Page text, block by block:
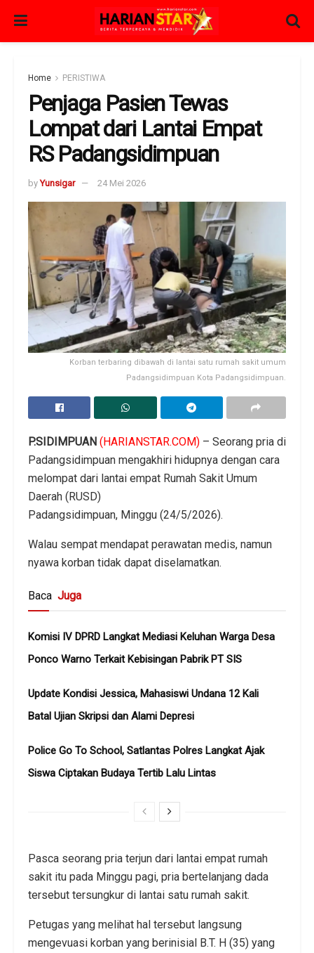
Home PERISTIWA
Penjaga Pasien Tewas
Lompat dari Lantai Empat
RS Padangsidimpuan
by Yunsigar 24 Mei 2026
Korban terbaring dibawah di lantai satu rumah sakit umum
Padangsidimpuan Kota Padangsidimpuan.
P.SIDIMPUAN (HARIANSTAR.COM) – Seorang pria di
Padangsidimpuan mengakhiri hidupnya dengan cara
melompat dari lantai empat Rumah Sakit Umum
Daerah (RUSD)
Padangsidimpuan, Minggu (24/5/2026).
Walau sempat mendapat perawatan medis, namun
nyawa korban tidak dapat diselamatkan.
Baca Juga
Komisi IV DPRD Langkat Mediasi Keluhan Warga Desa
Ponco Warno Terkait Kebisingan Pabrik PT SIS
Update Kondisi Jessica, Mahasiswi Undana 12 Kali
Batal Ujian Skripsi dan Alami Depresi
Police Go To School, Satlantas Polres Langkat Ajak
Siswa Ciptakan Budaya Tertib Lalu Lintas
Pasca seorang pria terjun dari lantai empat rumah
sakit itu pada Minggu pagi, pria bertelanjang dada
tersebut tersungkur di lantai satu rumah sakit.
Petugas yang melihat hal tersebut langsung
mengevuasi korban yang berinisial B.T. H (35) yang